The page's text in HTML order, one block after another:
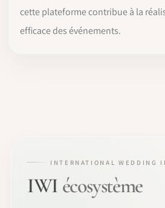
cette plateforme contribue à la
efficace des événements.
INTERNATIONAL WEDDING
IWI écosystème